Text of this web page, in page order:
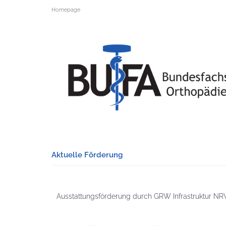
Homepage
Aktuelle Förderung
Ausstattungsförderung durch GRW Infrastruktur